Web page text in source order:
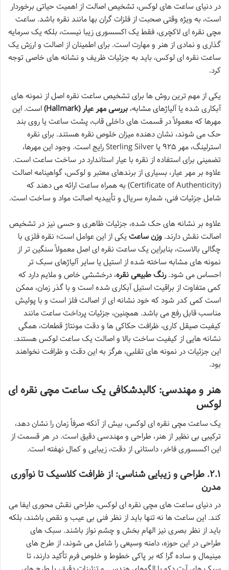
در دنیای ساعت های لوکس، تشخیص اصالت از اهمیت حیاتی برخوردار
است، به ویژه وقتی صحبت از فلزات گران بها مانند نقره باشد. ساعت
مچی نقره ای لاکچری، فقط یک اکسسوری زیبا نیست، بلکه یک سرمایه
گذاری و نمادی از هنر و مهارت است. برای اطمینان از اصالت و ارزش یک
ساعت نقره ای لوکس، باید به جزئیات ظریف و نشانه های خاصی توجه
کرد.
یکی از مهم ترین روش ها برای تشخیص ساعت نقره اصل از نمونه های
آبکاری شده یا آلیاژهای مشابه، بررسی مهر عیار (Hallmark)
است. این
مهرها که معمولاً در قسمت های داخلی قاب، پشت ساعت یا روی بند
حک می شوند، نشان دهنده میزان خلوص نقره هستند. برای نقره
استرلینگ، مهر ۹۲۵ یا Sterling Silver رایج است. وجود این مهرها،
تضمینی برای استفاده از نقره با عیار استاندارد در ساخت ساعت است.
علاوه بر مهر عیار، بسیاری از برندهای معتبر و لوکس، گواهینامه اصالت
(Certificate of Authenticity) به همراه ساعت ارائه می دهند که
شامل جزئیات فنی، شماره سریال و تأییدیه اصالت مواد و ساخت است.
علاوه بر نشانه های حک شده، جزئیات ظاهری و حسی نیز در تشخیص
اصالت نقش دارند. وزن ساعت یکی از این عوامل است؛ نقره فلزی با
چگالی بالاست، بنابراین یک ساعت نقره ای اصل معمولاً سنگین تر از
نمونه های مشابه ساخته شده از استیل یا سایر آلیاژهای سبک تر
احساس می شود.رنگ طبیعی نقره، درخششی خاص و ملایم دارد که
کمی متفاوت از براقیت استیل آبکاری شده است و با گذر زمان، ممکن
است کمی کدر شود که خود نشانه ای از اصالت فلز است و با پولیش
مناسب قابل رفع می باشد. همچنین، جزئیات پرداخت ساعت مانند
کیفیت صیقل کاری، ظرافت حکاکی ها و دقت مونتاژ قطعات، همگی
نشانه هایی از کیفیت ساخت بالا و اصالت یک ساعت لوکس هستند.
این جزئیات در نمونه های تقلبی، هرگز به این دقت و ظرافت نخواهند
بود.
هنر و مهندسی: کالبدشکافی یک ساعت مچی نقره ای
لوکس
یک ساعت مچی نقره ای لوکس، بیش از آنکه صرفاً زمان را نشان دهد،
ترکیبی بی نظیر از هنر، طراحی و مهندسی دقیق است. در هر قسمت از
این اکسسوری فاخر، داستانی از دقت، زیبایی و کمال نهفته است.
۲.۱. طراحی و زیبایی شناسی: از ظرافت کلاسیک تا نوآوری
مدرن
در دنیای ساعت های مچی نقره ای لوکس، طراحی نقش محوری ایفا می
کند. این ساعت ها نه تنها باید از نظر فنی بی عیب و نقص باشند، بلکه
باید از نظر بصری نیز الهام بخش و چشم نواز باشند. سبک های
طراحی در این حوزه، دامنه وسیعی را شامل می شوند، از طرح های
مینیمال و ساده گرا که بر پاکی خطوط و خلوص فرم تأکید دارند، تا